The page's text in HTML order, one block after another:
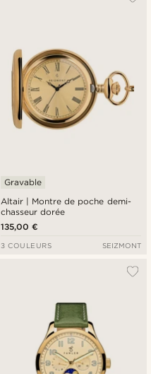
Altair | Montre de poche demi-
chasseur dorée
Gravable
135,00 €
3 COULEURS SEIZMONT